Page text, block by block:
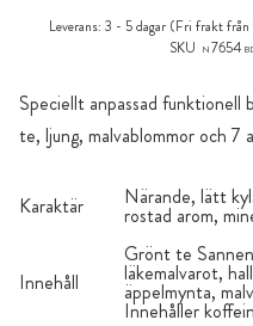
Speciellt anpassad funktionell
te, ljung, malvablommor och
Karaktär Närande, lätt
rostad arom,
Innehåll
Grönt te
läkemalvarot,
äppelmynta,
Innehåller
Leverans: 3 - 5 dagar (Fri frakt
SKU
N7654